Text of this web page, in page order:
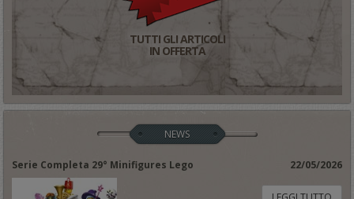
TUTTI GLI ARTICOLI
IN OFFERTA
NEWS
Serie Completa 29° Minifigures Lego 22/05/2026